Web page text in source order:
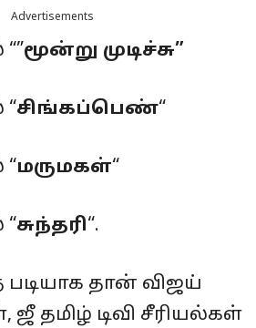
Advertisements
மூன்று முடிச்சு”
சிங்கப்பெண்“
மருமகள்“
சுந்தரி“.
படியாக தான் விஜய்
ஜீ தமிழ் டிவி சீரியல்கள்